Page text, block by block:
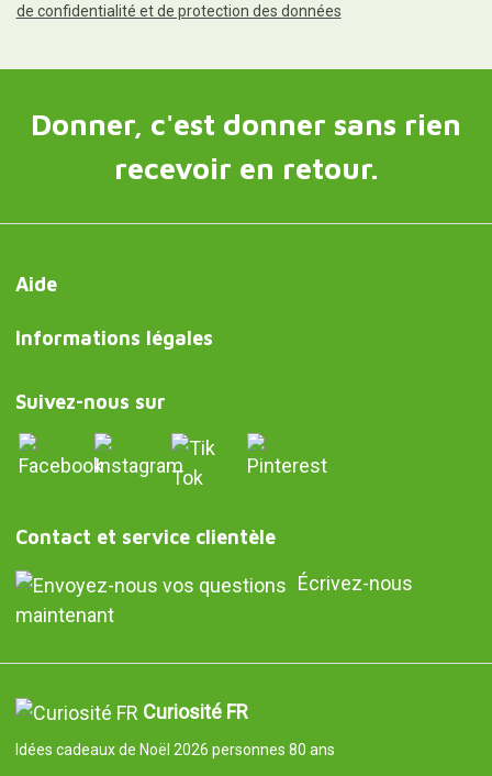
de confidentialité et de protection des données
Donner, c'est donner sans rien
recevoir en retour.
Aide
Informations légales
Suivez-nous sur
Contact et service clientèle
Écrivez-nous
maintenant
Curiosité FR
Idées cadeaux de Noël 2026 personnes 80 ans